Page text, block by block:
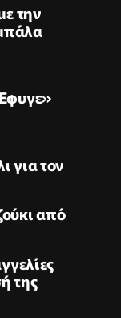
την
για τον
από
της